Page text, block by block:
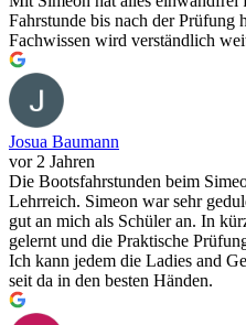
Fahrstunde bis nach der Prüfung
Fachwissen wird verständlich
Josua Baumann
vor 2 Jahren
Die Bootsfahrstunden beim
Lehrreich. Simeon war sehr
gut an mich als Schüler an. In
gelernt und die Praktische
Ich kann jedem die Ladies and
seit da in den besten Händen.